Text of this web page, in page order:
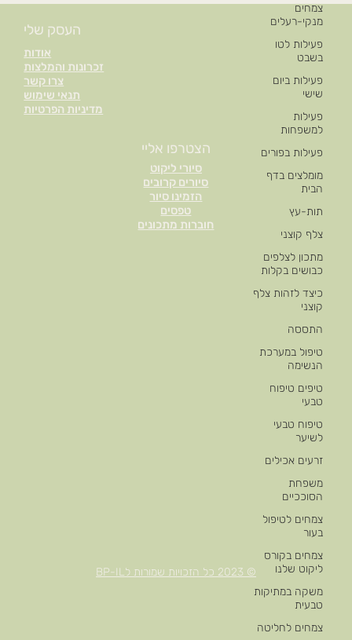
צמחים
מנקי-רעלים
פעילות לטו
בשבט
פעילות ביום
שישי
פעילות
למשפחות
פעילות בפורים
מומלצים בדף
הבית
תות-עץ
צלף קוצני
מתכון לצלפים
כבושים בקלות
כיצד לזהות צלף
קוצני
התססה
טיפול במערכת
הנשימה
טיפים טיפוח
טבעי
טיפוח טבעי
לשיער
זרעים אכילים
משפחת
הסוככיים
צמחים לטיפול
בעור
צמחים בקורס
ליקוט שלנו
משקה במתיקות
טבעית
צמחים לחליטה
אודות
זכרונות והמלצות
צרו קשר
תנאי שימוש
מדיניות הפרטיות
העסק שלי
סיורי ליקוט
סיורים קרובים
הזמינו סיור
טפסים
חוברות מתכונים
הצטרפו אליי
© 2023 כל הזכויות שמורות לBP-IL